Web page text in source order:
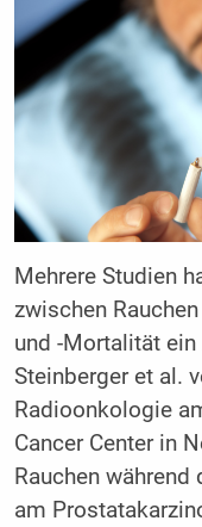
Mehrere Studien
zwischen
und -Mortalität
Steinberger et al.
Radioonkologie
Cancer Center in
Rauchen während
am